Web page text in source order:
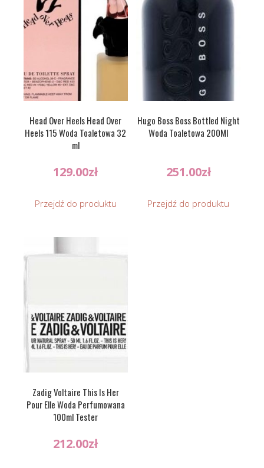
Head Over Heels Head Over
Heels 115 Woda Toaletowa 32
ml
129.00zł
Przejdź do produktu
Hugo Boss Boss Bottled Night
Woda Toaletowa 200Ml
251.00zł
Przejdź do produktu
Zadig Voltaire This Is Her
Pour Elle Woda Perfumowana
100ml Tester
212.00zł